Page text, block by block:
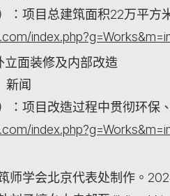
：项目总建筑面积22万平方
面装修及内部改造
新闻
：项目改造过程中贯彻环保
师学会北京代表处制作。